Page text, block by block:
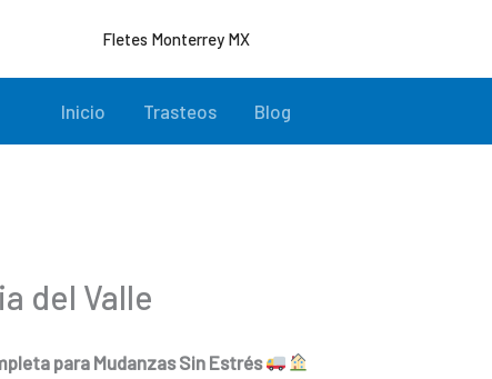
Fletes Monterrey MX
Inicio Trasteos Blog
del Valle
para Mudanzas Sin Estrés